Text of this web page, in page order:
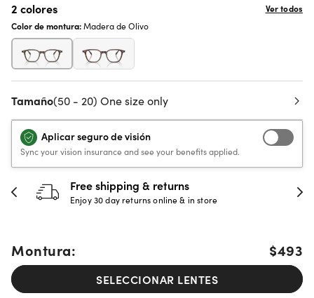
2 colores
Ver todos
Color de montura:Madera de Olivo
Tamaño(50 - 20) One size only
Aplicar seguro de visión
Sync your vision insurance and see your benefits applied.
30-day happiness guarantee
Full refund or replacement within 30 days
Montura: $493
SELECCIONAR LENTES